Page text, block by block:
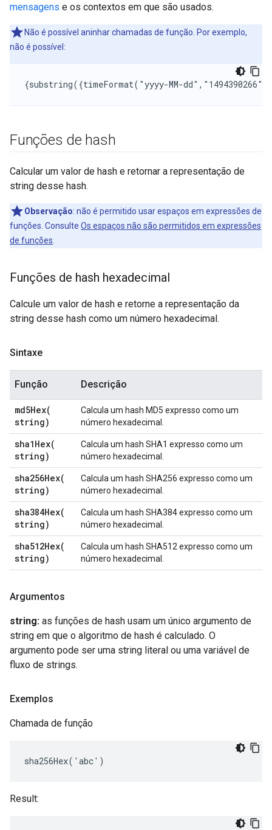
mensagens e os contextos em que são usados.
Não é possível aninhar chamadas de função. Por exemplo,
não é possível:
{substring({timeFormat("yyyy-MM-
Funções de hash
Calcular um valor de hash e retornar a representação de
string desse hash.
Observação: não é permitido usar espaços em expressões de
funções. Consulte Os espaços não são permitidos em expressões
de funções
Funções de hash hexadecimal
Calcule um valor de hash e retorne a representação da
string desse hash como um número hexadecimal.
Sintaxe
Função Descrição
md5Hex(
string)
Calcula um hash MD5 expresso como um
número hexadecimal.
sha1Hex(
string)
Calcula um hash SHA1 expresso como um
número hexadecimal.
sha256Hex(
string)
Calcula um hash SHA256 expresso como um
número hexadecimal.
sha384Hex(
string)
Calcula um hash SHA384 expresso como um
número hexadecimal.
sha512Hex(
string)
Calcula um hash SHA512 expresso como um
número hexadecimal.
Argumentos
string: as funções de hash usam um único argumento de
string em que o algoritmo de hash é calculado. O
argumento pode ser uma string literal ou uma variável de
fluxo de strings.
Exemplos
Chamada de função
sha256Hex('abc')
Result: